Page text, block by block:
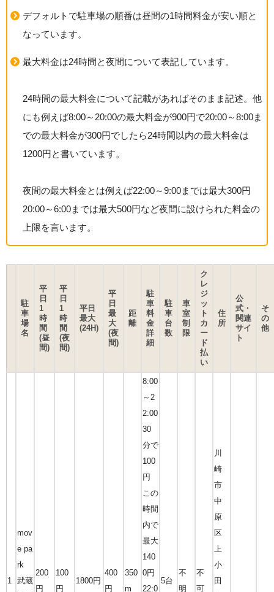
デフォルトで駐車場の順番は昼間の1時間料金が安い順と
なっています。
最大料金は24時間と夜間について表記しています。
24時間の最大料金について記載があればそのまま記述。他
にも例えば8:00～20:00の最大料金が900円で20:00～8:00ま
での最大料金が300円でしたら24時間以内の最大料金は
1200円と書いています。
夜間の最大料金とは例えば22:00～9:00までは最大300円
20:00～6:00までは最大500円など夜間に設けられた料金の
上限を言います。
駐
車
場
名
平
日
1
時
間
(昼
間)
平
日
1
時
間
(夜
間)
平日
最大
(24H)
平
日
最
大
(夜
間)
距
離
駐
車
料
金
詳
細
駐
車
台
数
車
室
制
限
ク
レ
ジ
ッ
ト
カ
ー
ド
払
い
住
所
公
式・
関連
サイ
ト
そ
の
他
1
mov
e pa
rk
武蔵
200
円
100
円
1800円
400
円
350
m
8:00
～2
2:00
30
分で
100
円
この
時間
内で
最大
140
0円
22:0
5台
不
明
不
可
川
崎
市
中
原
区
上
小
田